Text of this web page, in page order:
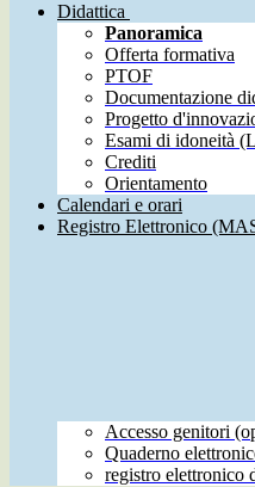
Didattica
Panoramica
Offerta formativa
PTOF
Documentazione
Progetto
Esami di idoneità
Crediti
Orientamento
Calendari e orari
Registro Elettronico
Accesso genitori
Quaderno
registro elettronico